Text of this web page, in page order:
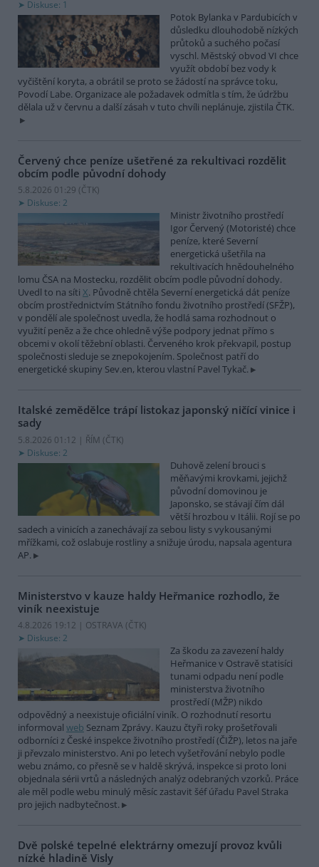
Diskuse: 1
Potok Bylanka v Pardubicích v
důsledku dlouhodobě nízkých
průtoků a suchého počasí
vyschl. Městský obvod VI chce
využít období bez vody k
vyčištění koryta, a obrátil se proto se žádostí na správce toku,
Povodí Labe. Organizace ale požadavek odmítla s tím, že údržbu
dělala už v červnu a další zásah v tuto chvíli neplánuje, zjistila ČTK.
Červený chce peníze ušetřené za rekultivaci rozdělit
obcím podle původní dohody
5.8.2026 01:29 (ČTK)
Diskuse: 2
Ministr životního prostředí
Igor Červený (Motoristé) chce
peníze, které Severní
energetická ušetřila na
rekultivacích hnědouhelného
lomu ČSA na Mostecku, rozdělit obcím podle původní dohody.
Uvedl to na síti X. Původně chtěla Severní energetická dát peníze
obcím prostřednictvím Státního fondu životního prostředí (SFŽP),
v pondělí ale společnost uvedla, že hodlá sama rozhodnout o
využití peněz a že chce ohledně výše podpory jednat přímo s
obcemi v okolí těžební oblasti. Červeného krok překvapil, postup
společnosti sleduje se znepokojením. Společnost patří do
energetické skupiny Sev.en, kterou vlastní Pavel Tykač.
Italské zemědělce trápí listokaz japonský ničící vinice i
sady
5.8.2026 01:12 | ŘÍM (ČTK)
Diskuse: 2
Duhově zelení brouci s
měňavými krovkami, jejichž
původní domovinou je
Japonsko, se stávají čím dál
větší hrozbou v Itálii. Rojí se po
sadech a vinicích a zanechávají za sebou listy s vykousanými
mřížkami, což oslabuje rostliny a snižuje úrodu, napsala agentura
AP.
Ministerstvo v kauze haldy Heřmanice rozhodlo, že
viník neexistuje
4.8.2026 19:12 | OSTRAVA (ČTK)
Diskuse: 2
Za škodu za zavezení haldy
Heřmanice v Ostravě statisíci
tunami odpadu není podle
ministerstva životního
prostředí (MŽP) nikdo
odpovědný a neexistuje oficiální viník. O rozhodnutí resortu
informoval web Seznam Zprávy. Kauzu čtyři roky prošetřovali
odborníci z České inspekce životního prostředí (ČIŽP), letos na jaře
ji převzalo ministerstvo. Ani po letech vyšetřování nebylo podle
webu známo, co přesně se v haldě skrývá, inspekce si proto loni
objednala sérii vrtů a následných analýz odebraných vzorků. Práce
ale měl podle webu minulý měsíc zastavit šéf úřadu Pavel Straka
pro jejich nadbytečnost.
Dvě polské tepelné elektrárny omezují provoz kvůli
nízké hladině Visly